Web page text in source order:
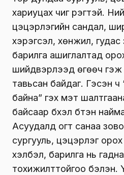
хариуцах чиг үүрэгтэй.
цэцэрлэгийн сандал,
хэрэгсэл, хөнжил,
барилга ашиглалтад
шийдвэрлээд өгөөч гэж
тавьсан байдаг. Гэсэн ч
байна” гэх мэт
байсаар бүхэл бүтэн
Асуудалд огт санаа
сургууль, цэцэрлэг
хэлбэл, барилга нь
тохижилттойгоо бэлэн.